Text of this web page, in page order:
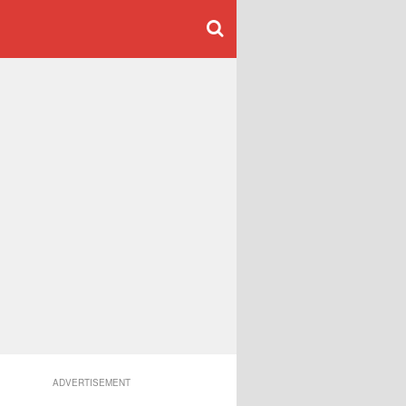
ADVERTISEMENT